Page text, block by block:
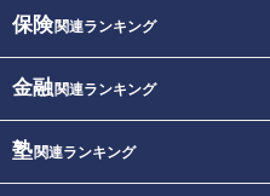
保険関連ランキング
金融関連ランキング
塾関連ランキング